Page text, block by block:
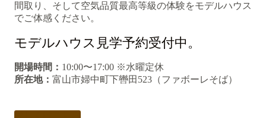
間取り、そして空気品質最高等級の体験をモデルハウス
でご体感ください。
モデルハウス見学予約受付中。
開場時間： 10:00〜17:00 ※水曜定休
所在地： 富山市婦中町下轡田523（ファボーレそば）